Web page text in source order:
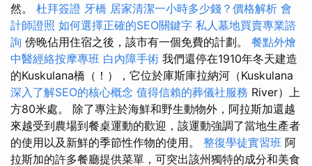
然。 杜拜簽證 牙橋 居家清潔一小時多少錢？價格解析 會
計師證照 如何選擇正確的SEO關鍵字 私人墓地買賣專業諮
詢 傍晚佔用住宿之後，該市有一個免費的計劃。 餐點外燴
中醫經絡按摩專班 白內障手術 我們還停在1910年冬天建造
的Kuskulana橋（！），它位於庫斯庫拉納河（Kuskulana
深入了解SEO的核心概念 值得信賴的葬儀社服務 River）上
方80米處。 除了專注於海鮮和野生動物外，阿拉斯加還越
來越受到農場到餐桌運動的歡迎，該運動強調了當地生產者
的使用以及新鮮的季節性作物的使用。 整復學徒實習班 阿
拉斯加的許多餐廳提供菜單，可突出該州獨特的成分和美食